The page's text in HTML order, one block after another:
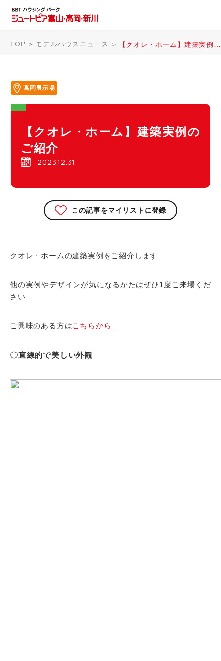
TOP モデルハウスニュース 【クオレ・ホーム】建築実例のご紹介
高岡展示場
【クオレ・ホーム】建築実例の
ご紹介
2023.12.31
この記事をマイリストに登録
クオレ・ホームの建築実例をご紹介します
他の実例やデザインが気になるかたはぜひ1度ご来場くだ
さい
ご興味のある方はこちらから
〇直線的で美しい外観